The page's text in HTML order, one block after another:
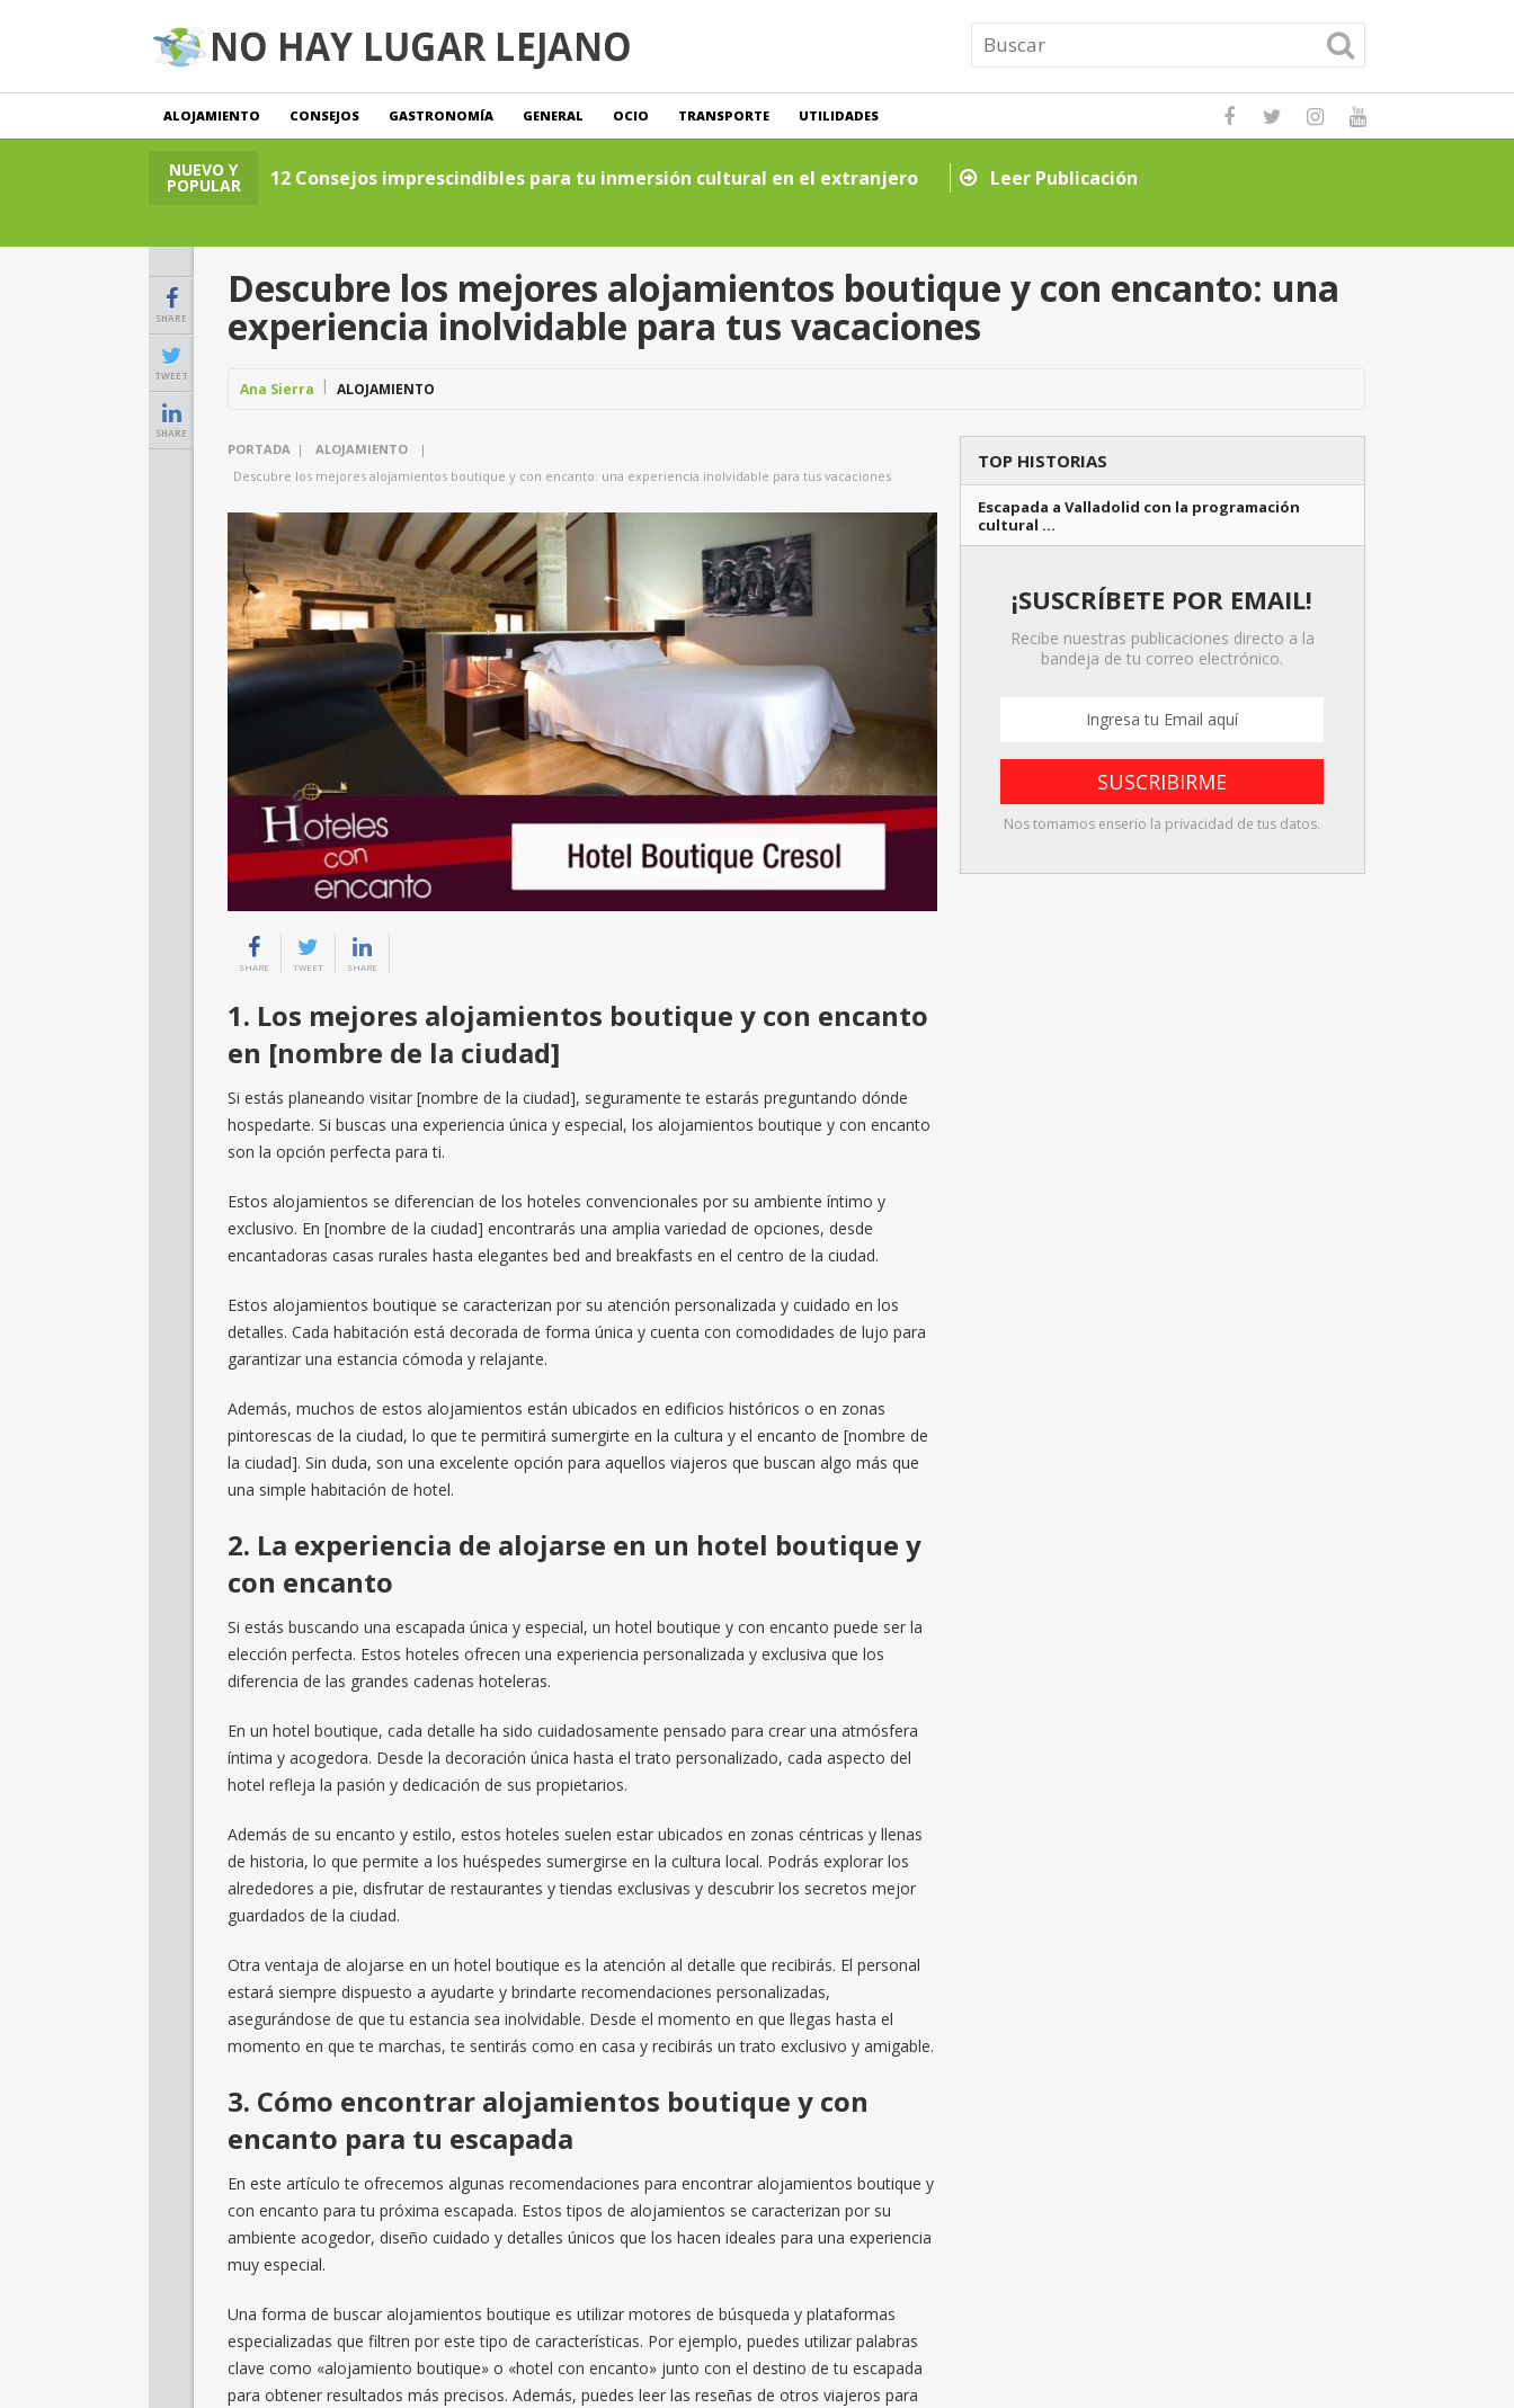
ALOJAMIENTO CONSEJOS GASTRONOMÍA GENERAL OCIO TRANSPORTE UTILIDADES
NUEVO Y
POPULAR Todo lo que necesitas saber sobre seguros de viaje y asistencia en carretera: Guía completa
SHARE
TWEET
SHARE
Descubre los mejores alojamientos boutique y con encanto: una
experiencia inolvidable para tus vacaciones
Ana Sierra ALOJAMIENTO
PORTADA | ALOJAMIENTO
|
Descubre los mejores alojamientos boutique y con encanto: una experiencia inolvidable para tus vacaciones
SHARE TWEET SHARE
1. Los mejores alojamientos boutique y con encanto
en [nombre de la ciudad]
Si estás planeando visitar [nombre de la ciudad], seguramente te estarás preguntando dónde
hospedarte. Si buscas una experiencia única y especial, los alojamientos boutique y con encanto
son la opción perfecta para ti.
Estos alojamientos se diferencian de los hoteles convencionales por su ambiente íntimo y
exclusivo. En [nombre de la ciudad] encontrarás una amplia variedad de opciones, desde
encantadoras casas rurales hasta elegantes bed and breakfasts en el centro de la ciudad.
Estos alojamientos boutique se caracterizan por su atención personalizada y cuidado en los
detalles. Cada habitación está decorada de forma única y cuenta con comodidades de lujo para
garantizar una estancia cómoda y relajante.
Además, muchos de estos alojamientos están ubicados en edificios históricos o en zonas
pintorescas de la ciudad, lo que te permitirá sumergirte en la cultura y el encanto de [nombre de
la ciudad]. Sin duda, son una excelente opción para aquellos viajeros que buscan algo más que
una simple habitación de hotel.
2. La experiencia de alojarse en un hotel boutique y
con encanto
Si estás buscando una escapada única y especial, un hotel boutique y con encanto puede ser la
elección perfecta. Estos hoteles ofrecen una experiencia personalizada y exclusiva que los
diferencia de las grandes cadenas hoteleras.
En un hotel boutique, cada detalle ha sido cuidadosamente pensado para crear una atmósfera
íntima y acogedora. Desde la decoración única hasta el trato personalizado, cada aspecto del
hotel refleja la pasión y dedicación de sus propietarios.
Además de su encanto y estilo, estos hoteles suelen estar ubicados en zonas céntricas y llenas
de historia, lo que permite a los huéspedes sumergirse en la cultura local. Podrás explorar los
alrededores a pie, disfrutar de restaurantes y tiendas exclusivas y descubrir los secretos mejor
guardados de la ciudad.
Otra ventaja de alojarse en un hotel boutique es la atención al detalle que recibirás. El personal
estará siempre dispuesto a ayudarte y brindarte recomendaciones personalizadas,
asegurándose de que tu estancia sea inolvidable. Desde el momento en que llegas hasta el
momento en que te marchas, te sentirás como en casa y recibirás un trato exclusivo y amigable.
3. Cómo encontrar alojamientos boutique y con
encanto para tu escapada
En este artículo te ofrecemos algunas recomendaciones para encontrar alojamientos boutique y
con encanto para tu próxima escapada. Estos tipos de alojamientos se caracterizan por su
ambiente acogedor, diseño cuidado y detalles únicos que los hacen ideales para una experiencia
muy especial.
Una forma de buscar alojamientos boutique es utilizar motores de búsqueda y plataformas
especializadas que filtren por este tipo de características. Por ejemplo, puedes utilizar palabras
clave como «alojamiento boutique» o «hotel con encanto» junto con el destino de tu escapada
para obtener resultados más precisos. Además, puedes leer las reseñas de otros viajeros para
TOP HISTORIAS
Escapada a Valladolid con la programación
cultural …
¡SUSCRÍBETE POR EMAIL!
Recibe nuestras publicaciones directo a la
bandeja de tu correo electrónico.
Nos tomamos enserio la privacidad de tus datos.